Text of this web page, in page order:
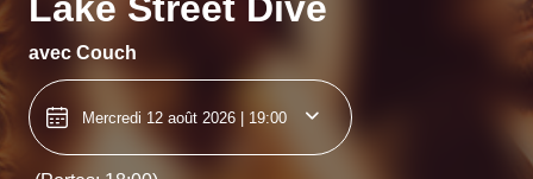
avec Couch
Mercredi 12 août 2026 | 19:00